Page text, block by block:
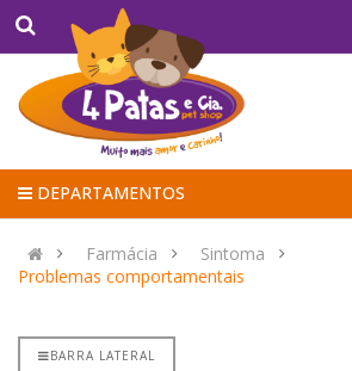
DEPARTAMENTOS
Farmácia
Sintoma
Problemas comportamentais
BARRA LATERAL